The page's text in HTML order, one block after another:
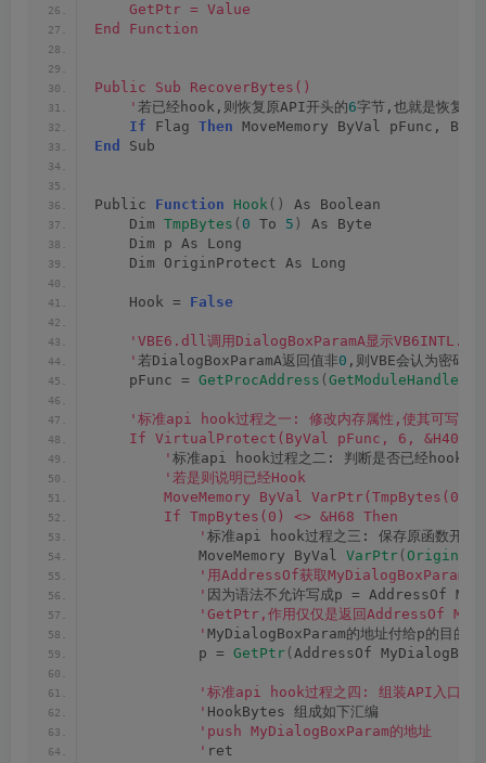
    GetPtr = Value
End Function
Public Sub RecoverBytes()
    '
若已经hook,则恢复原API开头的6字节,也就是恢复原
If Flag Then MoveMemory ByVal pFunc,
End
Sub
Public Function Hook ()
As Boolean
    Dim
TmpBytes ( 0 To 5 )
As Byte
    Dim p As Long
    Dim OriginProtect As Long
    Hook =
False
'VBE6.dll调用DialogBoxParamA显示VB6INTL.dll
    '
若DialogBoxParamA返回值非0 ,则VBE会认为密码
    pFunc =
GetProcAddress ( GetModuleHandleA
'标准api hook过程之一: 修改内存属性,使其可写
If VirtualProtect(ByVal pFunc, 6, &H40,
        '
标准api hook过程之二: 判断是否已经hook,看
'若是则说明已经Hook
MoveMemory ByVal
        If TmpBytes(0) <> &H68 Then
            '
标准api hook过程之三: 保存原函数开头
            MoveMemory ByVal
VarPtr (
'用AddressOf获取MyDialogBoxParam的
            '
因为语法不允许写成p = AddressOf
'GetPtr,作用仅仅是返回AddressOf
            '
MyDialogBoxParam的地址付给p的目的
            p =
GetPtr ( AddressOf
'标准api hook过程之四: 组装API入口的
            '
HookBytes 组成如下汇编
'push MyDialogBoxParam的地址
            '
ret